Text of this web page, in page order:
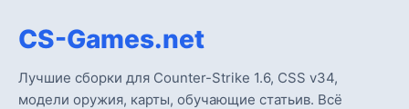
CS-Games.net
Лучшие сборки для Counter-Strike 1.6, CSS v34,
модели оружия, карты, обучающие статьив. Всё